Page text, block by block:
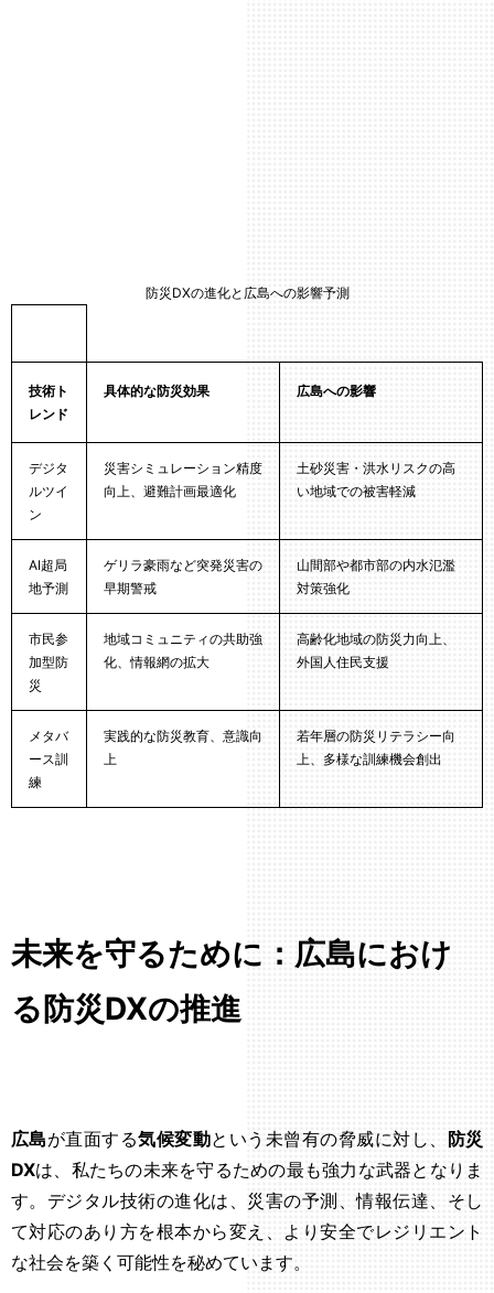
防災DXの進化と広島への影響予測
技術ト
レンド
具体的な防災効果 広島への影響
デジタ
ルツイ
ン
災害シミュレーション精度
向上、避難計画最適化
土砂災害・洪水リスクの高
い地域での被害軽減
AI超局
地予測
ゲリラ豪雨など突発災害の
早期警戒
山間部や都市部の内水氾濫
対策強化
市民参
加型防
災
地域コミュニティの共助強
化、情報網の拡大
高齢化地域の防災力向上、
外国人住民支援
メタバ
ース訓
練
実践的な防災教育、意識向
上
若年層の防災リテラシー向
上、多様な訓練機会創出
未来を守るために：広島におけ
る防災DXの推進
広島が直面する気候変動という未曾有の脅威に対し、 防災
DXは、私たちの未来を守るための最も強力な武器となりま
す。デジタル技術の進化は、災害の予測、情報伝達、そし
て対応のあり方を根本から変え、より安全でレジリエント
な社会を築く可能性を秘めています。